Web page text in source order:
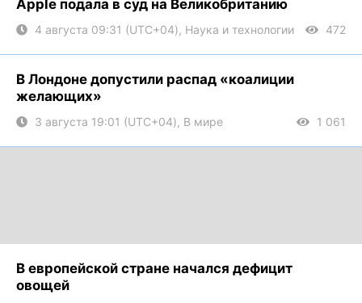
Apple подала в суд на Великобританию
4 августа 09:31 (UTC+04), Наука и технологии 472
В Лондоне допустили распад «коалиции
желающих»
3 августа 19:01 (UTC+04), В мире 1 061
В европейской стране начался дефицит
овощей